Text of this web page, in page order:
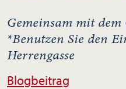
Gemeinsam mit
*Benutzen Sie den
Herrengasse
Blogbeitrag